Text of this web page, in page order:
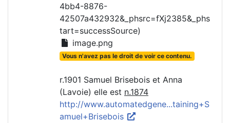
4bb4-8876-
42507a432932&_phsrc=fXj2385&_phs
tart=successSource)
image.png
Vous n'avez pas le droit de voir ce contenu.
r.1901 Samuel Brisebois et Anna
(Lavoie) elle est n.1874
http://www.automatedgene...taining+S
amuel+Brisebois